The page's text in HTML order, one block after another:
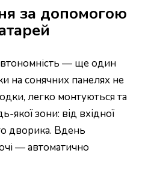
за допомогою
— ще один
на сонячних панелях не
легко монтуються та
якої зони: від вхідної
дворика. Вдень
— автоматично